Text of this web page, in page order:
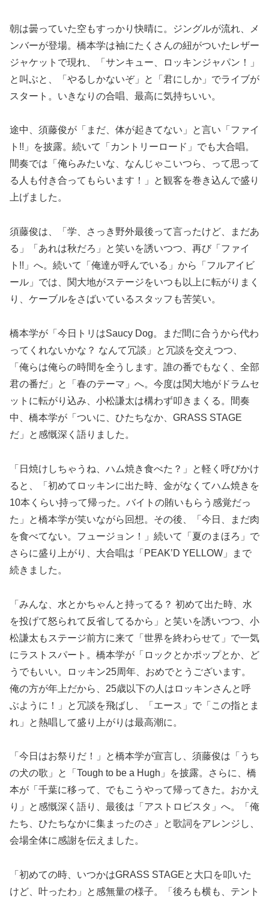
朝は曇っていた空もすっかり快晴に。ジングルが流れ、メ
ンバーが登場。橋本学は袖にたくさんの紐がついたレザー
ジャケットで現れ、「サンキュー、ロッキンジャパン！」
と叫ぶと、「やるしかないぞ」と「君にしか」でライブが
スタート。いきなりの合唱、最高に気持ちいい。
途中、須藤俊が「まだ、体が起きてない」と言い「ファイ
ト!!」を披露。続いて「カントリーロード」でも大合唱。
間奏では「俺らみたいな、なんじゃこいつら、って思って
る人も付き合ってもらいます！」と観客を巻き込んで盛り
上げました。
須藤俊は、「学、さっき野外最後って言ったけど、まだあ
る」「あれは秋だろ」と笑いを誘いつつ、再び「ファイ
ト!!」へ。続いて「俺達が呼んでいる」から「フルアイビ
ール」では、関大地がステージをいつも以上に転がりまく
り、ケーブルをさばいているスタッフも苦笑い。
橋本学が「今日トリはSaucy Dog。まだ間に合うから代わ
ってくれないかな？ なんて冗談」と冗談を交えつつ、
「俺らは俺らの時間を全うします。誰の番でもなく、全部
君の番だ」と「春のテーマ」へ。今度は関大地がドラムセ
ットに転がり込み、小松謙太は構わず叩きまくる。間奏
中、橋本学が「ついに、ひたちなか、GRASS STAGE
だ」と感慨深く語りました。
「日焼けしちゃうね、ハム焼き食べた？」と軽く呼びかけ
ると、「初めてロッキンに出た時、金がなくてハム焼きを
10本くらい持って帰った。バイトの賄いもらう感覚だっ
た」と橋本学が笑いながら回想。その後、「今日、まだ肉
を食べてない。フュージョン！」続いて「夏のまほろ」で
さらに盛り上がり、大合唱は「PEAK’D YELLOW」まで
続きました。
「みんな、水とかちゃんと持ってる？ 初めて出た時、水
を投げて怒られて反省してるから」と笑いを誘いつつ、小
松謙太もステージ前方に来て「世界を終わらせて」で一気
にラストスパート。橋本学が「ロックとかポップとか、ど
うでもいい。ロッキン25周年、おめでとうございます。
俺の方が年上だから、25歳以下の人はロッキンさんと呼
ぶように！」と冗談を飛ばし、「エース」で「この指とま
れ」と熱唱して盛り上がりは最高潮に。
「今日はお祭りだ！」と橋本学が宣言し、須藤俊は「うち
の犬の歌」と「Tough to be a Hugh」を披露。さらに、橋
本が「千葉に移って、でもこうやって帰ってきた。おかえ
り」と感慨深く語り、最後は「アストロビスタ」へ。「俺
たち、ひたちなかに集まったのさ」と歌詞をアレンジし、
会場全体に感謝を伝えました。
「初めての時、いつかはGRASS STAGEと大口を叩いた
けど、叶ったわ」と感無量の様子。「後ろも横も、テント